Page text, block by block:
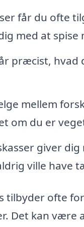
får du ofte
med at spise
præcist, hvad
mellem
om du er
giver
ville have
tilbyder ofte
Det kan være